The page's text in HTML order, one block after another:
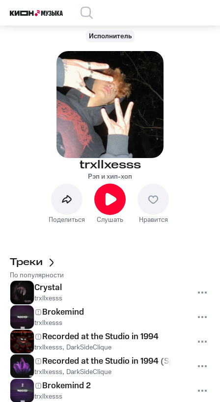
Исполнитель
trxllxesss
Рэп и хип-хоп
Поделиться Слушать Нравится
Треки
По популярности
Crystal
trxllxesss
Brokemind
trxllxesss
Recorded at the Studio in 1994
trxllxesss, DarkSideClique
Recorded at the Studio in 1994 (Speed Up)
trxllxesss, DarkSideClique
Brokemind 2
trxllxesss